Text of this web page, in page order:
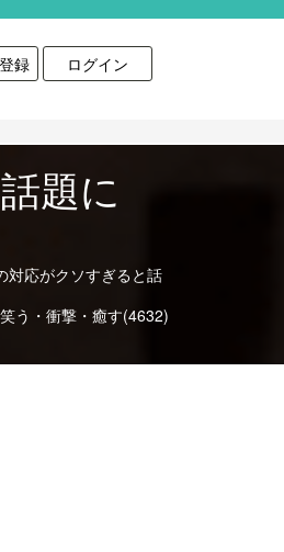
録 ログイン
題に
対応がクソすぎると話
笑う・衝撃・癒す(4632)